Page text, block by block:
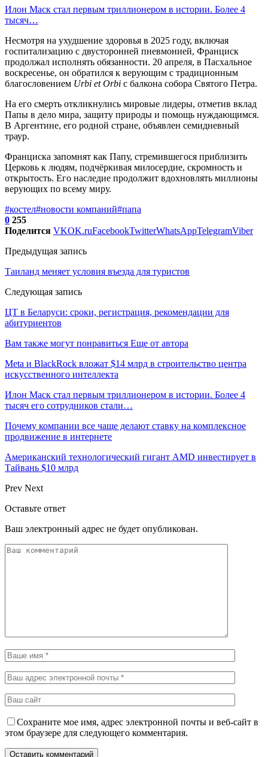
Илон Маск стал первым триллионером в истории. Более 4
тысяч…
Несмотря на ухудшение здоровья в 2025 году, включая
госпитализацию с двусторонней пневмонией, Франциск
продолжал исполнять обязанности. 20 апреля, в Пасхальное
воскресенье, он обратился к верующим с традиционным
благословением Urbi et Orbi с балкона собора Святого Петра.
На его смерть откликнулись мировые лидеры, отметив вклад
Папы в дело мира, защиту природы и помощь нуждающимся.
В Аргентине, его родной стране, объявлен семидневный
траур.
Франциска запомнят как Папу, стремившегося приблизить
Церковь к людям, подчёркивая милосердие, скромность и
открытость. Его наследие продолжит вдохновлять миллионы
верующих по всему миру.
#костел#новости компаний#папа
0 255
Поделится VKOK.ruFacebookTwitterWhatsAppTelegramViber
Предыдущая запись
Таиланд меняет условия въезда для туристов
Следующая запись
ЦТ в Беларуси: сроки, регистрация, рекомендации для
абитуриентов
Вам также могут понравиться Еще от автора
Meta и BlackRock вложат $14 млрд в строительство центра
искусственного интеллекта
Илон Маск стал первым триллионером в истории. Более 4
тысяч его сотрудников стали…
Почему компании все чаще делают ставку на комплексное
продвижение в интернете
Американский технологический гигант AMD инвестирует в
Тайвань $10 млрд
Prev Next
Оставьте ответ
Ваш электронный адрес не будет опубликован.
Сохраните мое имя, адрес электронной почты и веб-сайт в
этом браузере для следующего комментария.